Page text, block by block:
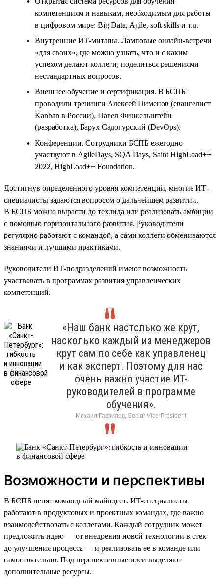
компетенциям и навыкам, необходимым для работы
в цифровом мире: Big Data, Agile, soft skills и т.д.
Внутренние ИТ-митапы. Ламповые онлайн-встречи
«для своих», где можно узнать, что и с каким
успехом делают коллеги, поделиться решениями
нестандартных вопросов.
Внешнее обучение и сертификация. В БСПБ
проводили тренинги Алексей Пименов (евангелист
Kanban в России), Павел Финкельштейн
(разработка), Барух Садогурский (DevOps).
Конференции. Сотрудники БСПБ ежегодно
участвуют в AgileDays, SQA Days, Saint HighLoad++
2022, HighLoad++ Foundation.
Достигнув определенного уровня компетенций, многие ИТ-
специалисты задаются вопросом о дальнейшем развитии.
В БСПБ можно вырасти до техлида или реализовать амбиции
с помощью горизонтального развития. Руководители
регулярно работают с командой, а сами коллеги обмениваются
знаниями и лучшими практиками.
Руководители ИТ-подразделений имеют возможность
участвовать в программах развития управленческих
компетенций.
«Наш банк настолько же крут,
насколько каждый из менеджеров
крут сам по себе как управленец
и как эксперт. Поэтому для нас
очень важно участие ИТ-
руководителей в программе
обучения».
Михаил Гаврилов, Senior Vice-President
Возможности и перспективы
В БСПБ ценят командный майндсет: ИТ-специалисты
работают в продуктовых и проектных командах, где важно
взаимодействовать с коллегами. Каждый сотрудник может
предложить идею — от внедрения новой технологии в стек
до улучшения процесса — и реализовать ее в команде или
самостоятельно. Под перспективные идеи выделяют
дополнительные ресурсы.